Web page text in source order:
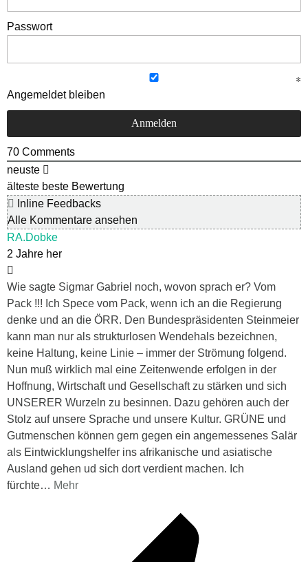
Passwort
Angemeldet bleiben
70 Comments
neuste
älteste beste Bewertung
Inline Feedbacks
Alle Kommentare ansehen
RA.Dobke
2 Jahre her
Wie sagte Sigmar Gabriel noch, wovon sprach er? Vom
Pack !!! Ich Spece vom Pack, wenn ich an die Regierung
denke und an die ÖRR. Den Bundespräsidenten Steinmeier
kann man nur als strukturlosen Wendehals bezeichnen,
keine Haltung, keine Linie – immer der Strömung folgend.
Nun muß wirklich mal eine Zeitenwende erfolgen in der
Hoffnung, Wirtschaft und Gesellschaft zu stärken und sich
UNSERER Wurzeln zu besinnen. Dazu gehören auch der
Stolz auf unsere Sprache und unsere Kultur. GRÜNE und
Gutmenschen können gern gegen ein angemessenes Salär
als Eintwicklungshelfer ins afrikanische und asiatische
Ausland gehen ud sich dort verdient machen. Ich
fürchte… Mehr